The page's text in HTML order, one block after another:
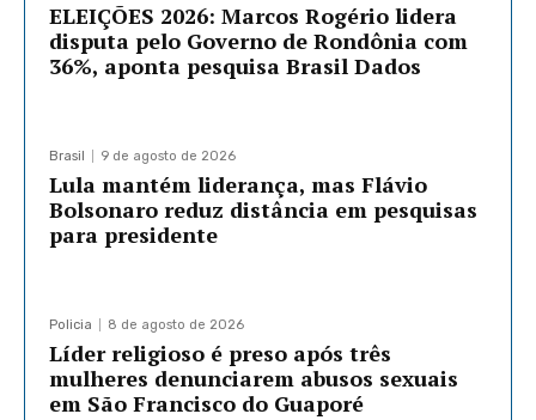
ELEIÇÕES 2026: Marcos Rogério lidera
disputa pelo Governo de Rondônia com
36%, aponta pesquisa Brasil Dados
Brasil 9 de agosto de 2026
Lula mantém liderança, mas Flávio
Bolsonaro reduz distância em pesquisas
para presidente
Policia 8 de agosto de 2026
Líder religioso é preso após três
mulheres denunciarem abusos sexuais
em São Francisco do Guaporé